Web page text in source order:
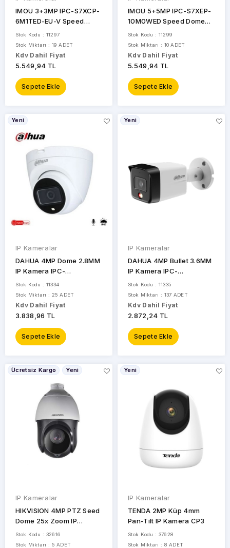
IMOU 3+3MP IPC-S7XCP-
6M1TED-EU-V Speed
Dome 4G PT Kamera
Stok Kodu : 11297
Stok Miktarı : 19 ADET
Kdv Dahil Fiyat
5.549,94 TL
Sepete Ekle
IMOU 5+5MP IPC-S7XEP-
10M0WED Speed Dome
PT Kamera(Cruiser Dual
2)
Stok Kodu : 11299
Stok Miktarı : 10 ADET
Kdv Dahil Fiyat
5.549,94 TL
Sepete Ekle
Yeni
IP Kameralar
DAHUA 4MP Dome 2.8MM
IP Kamera IPC-
HDW1431V-SA-0280B-S6
Stok Kodu : 11334
Stok Miktarı : 25 ADET
Kdv Dahil Fiyat
3.838,96 TL
Sepete Ekle
Yeni
IP Kameralar
DAHUA 4MP Bullet 3.6MM
IP Kamera IPC-
HFW1431TC1-SA-0360B-
S6
Stok Kodu : 11335
Stok Miktarı : 137 ADET
Kdv Dahil Fiyat
2.872,24 TL
Sepete Ekle
Ücretsiz Kargo Yeni
IP Kameralar
HIKVISION 4MP PTZ Seed
Dome 25x Zoom IP
Kamera(Ayak Dahil) DS-
2DE4425IW-DE
Stok Kodu : 32616
Stok Miktarı : 5 ADET
Yeni
IP Kameralar
TENDA 2MP Küp 4mm
Pan-Tilt IP Kamera CP3
Stok Kodu : 37628
Stok Miktarı : 8 ADET